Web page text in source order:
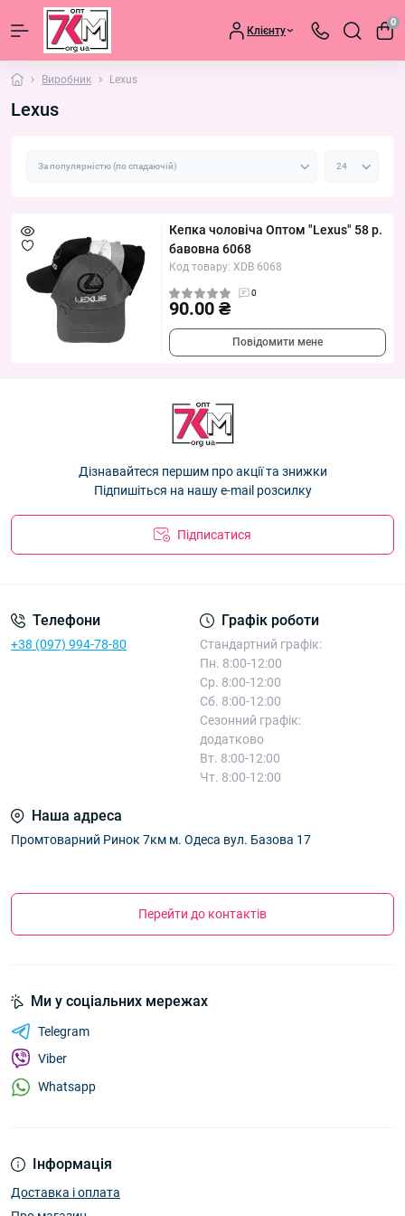
Клієнту
0
Виробник Lexus
Lexus
Кепка чоловіча Оптом "Lexus" 58 р.
бавовна 6068
Код товару: XDB 6068
0
90.00 ₴
Повідомити мене
Дізнавайтеся першим про акції та знижки
Підпишіться на нашу e-mail розсилку
Підписатися
Телефони
+38 (097) 994-78-80
Графік роботи
Стандартний графік:
Пн. 8:00-12:00
Ср. 8:00-12:00
Сб. 8:00-12:00
Сезонний графік:
додатково
Вт. 8:00-12:00
Чт. 8:00-12:00
Наша адреса
Промтоварний Ринок 7км м. Одеса вул. Базова 17
Перейти до контактів
Інформація
Доставка і оплата
Ми у соціальних мережах
Telegram
Viber
Whatsapp